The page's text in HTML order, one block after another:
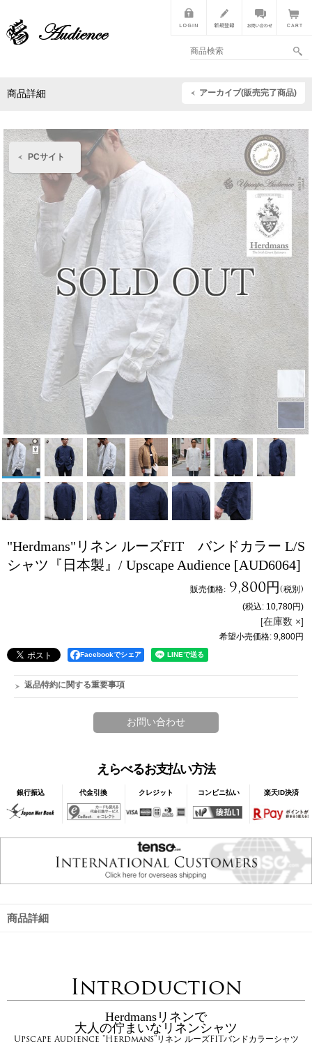
PCサイト
商品詳細 アーカイブ(販売完了商品)
"Herdmans"リネン ルーズFIT バンドカラー L/S
シャツ『日本製』/ Upscape Audience [AUD6064]
販売価格: 9,800円(税別)
(税込: 10,780円)
[在庫数 ×]
希望小売価格: 9,800円
Facebookでシェア
返品特約に関する重要事項
えらべるお支払い方法
銀行振込 代金引換 クレジット コンビニ払い 楽天ID決済
商品詳細
Introduction
Herdmansリネンで
大人の佇まいなリネンシャツ
Upscape Audience "Herdmans"リネン ルーズFITバンドカラーシャツ